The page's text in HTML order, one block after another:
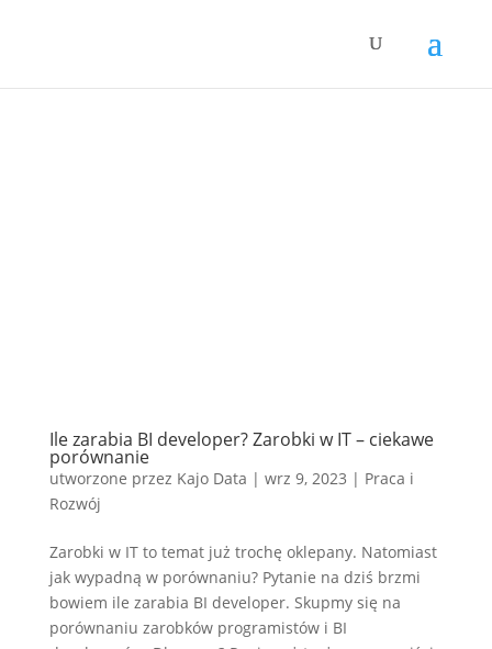
Ile zarabia BI developer? Zarobki w IT – ciekawe
porównanie
utworzone przez Kajo Data | wrz 9, 2023 | Praca i
Rozwój
Zarobki w IT to temat już trochę oklepany. Natomiast
jak wypadną w porównaniu? Pytanie na dziś brzmi
bowiem ile zarabia BI developer. Skupmy się na
porównaniu zarobków programistów i BI